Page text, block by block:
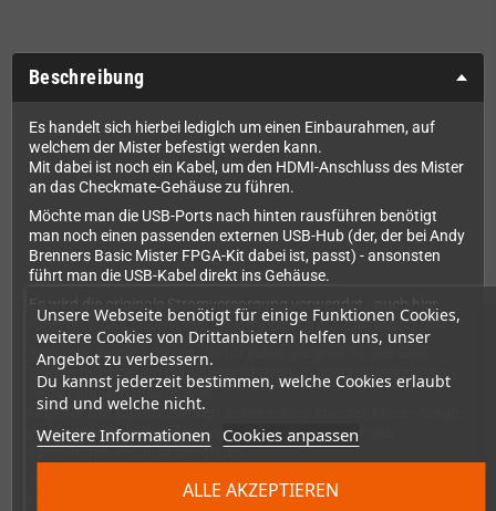
Unsere Webseite benötigt für einige Funktionen Cookies,
weitere Cookies von Drittanbietern helfen uns, unser
Angebot zu verbessern.
Du kannst jederzeit bestimmen, welche Cookies erlaubt
sind und welche nicht.
Weitere Informationen Cookies anpassen
ALLE AKZEPTIEREN
Beschreibung
Es handelt sich hierbei lediglch um einen Einbaurahmen, auf
welchem der Mister befestigt werden kann.
Mit dabei ist noch ein Kabel, um den HDMI-Anschluss des Mister
an das Checkmate-Gehäuse zu führen.
Möchte man die USB-Ports nach hinten rausführen benötigt
man noch einen passenden externen USB-Hub (der, der bei Andy
Brenners Basic Mister FPGA-Kit dabei ist, passt) - ansonsten
führt man die USB-Kabel direkt ins Gehäuse.
Es wird die originale Stromversorgung verwendet - auch hier
führt man das Stromkabel ins Gehäuse direkt zum Mister rein.
Eine echt simple Lösung, die für jeden geeignet ist, der Geld
sparen möchte und dem die nicht ganz so schöne Verkabelung
hinten am Gehäuse egal ist.
Oder für alle Bastler, die sich selber ein optimiertes Mister-Setup
zusammenstellen wollen und ein Grundgerüst für das
Checkmate-Gehäuse benötigen.
Allen, die eine perfekte Mister-Lösung suchen, empfehlen wir das
Garlic Einbaukit - das beinhaltet ein internes Netzteil, alle nötigen